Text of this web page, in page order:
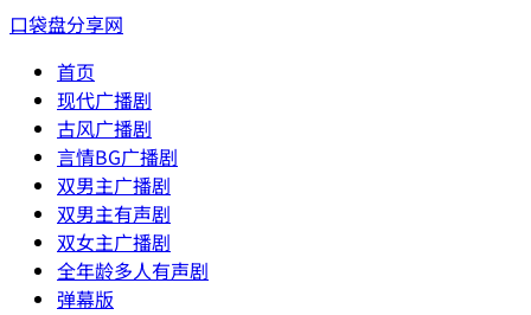
口袋盘分享网
首页
现代广播剧
古风广播剧
言情BG广播剧
双男主广播剧
双男主有声剧
双女主广播剧
全年龄多人有声剧
弹幕版